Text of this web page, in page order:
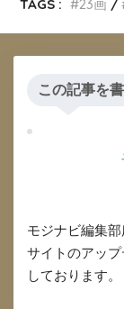
TAGS : 23画
この記事を
モジナビ編集
サイトのアッ
しております。